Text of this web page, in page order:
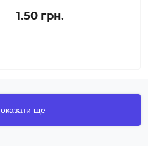
1.50 грн.
ще